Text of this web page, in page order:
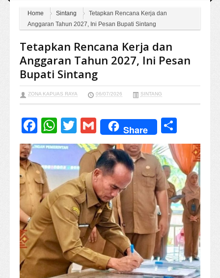
Home Sintang
Tetapkan Rencana Kerja dan
Anggaran Tahun 2027, Ini Pesan Bupati Sintang
Tetapkan Rencana Kerja dan
Anggaran Tahun 2027, Ini Pesan
Bupati Sintang
ZONA KAPUAS RAYA 06/07/2026 SINTANG
Facebook
WhatsApp
TwitterGmail
Share